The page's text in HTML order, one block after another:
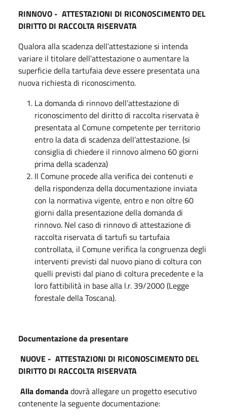
RINNOVO - ATTESTAZIONI DI RICONOSCIMENTO DEL
DIRITTO DI RACCOLTA RISERVATA
Qualora alla scadenza dell’attestazione si intenda
variare il titolare dell’attestazione o aumentare la
superficie della tartufaia deve essere presentata una
nuova richiesta di riconoscimento.
La domanda di rinnovo dell’attestazione di
riconoscimento del diritto di raccolta riservata è
presentata al Comune competente per territorio
entro la data di scadenza dell’attestazione. (si
consiglia di chiedere il rinnovo almeno 60 giorni
prima della scadenza)
Il Comune procede alla verifica dei contenuti e
della rispondenza della documentazione inviata
con la normativa vigente, entro e non oltre 60
giorni dalla presentazione della domanda di
rinnovo. Nel caso di rinnovo di attestazione di
raccolta riservata di tartufi su tartufaia
controllata, il Comune verifica la congruenza degli
interventi previsti dal nuovo piano di coltura con
quelli previsti dal piano di coltura precedente e la
loro fattibilità in base alla l.r. 39/2000 (Legge
forestale della Toscana).
Documentazione da presentare
NUOVE - ATTESTAZIONI DI RICONOSCIMENTO DEL
DIRITTO DI RACCOLTA RISERVATA
Alla domandadovrà allegare un progetto esecutivo
contenente la seguente documentazione: